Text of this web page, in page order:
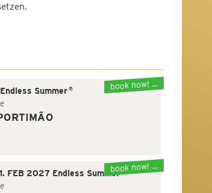
book now! …
Summer ®
book now! …
FEB 2027 Endless Summer ®